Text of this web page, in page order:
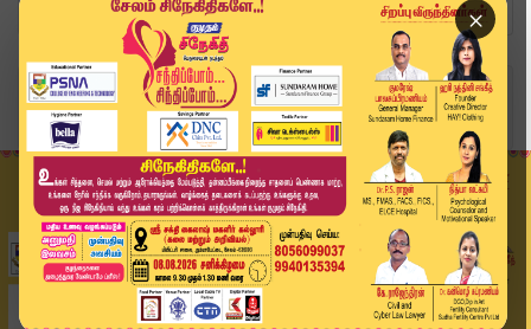
×
Home
வீடியோ ஸ்டோரி
Headlines Now | 3 PM Headline | 29 JUN 2025 | T...